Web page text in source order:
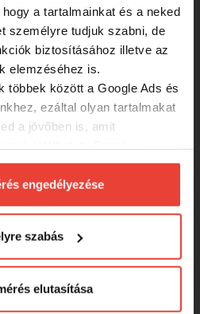
a tartalmainkat és a neked
személyre tudjuk szabni, de
biztosításához illetve az
elemzéséhez is.
többek között a Google Ads és
ezáltal olyan tartalmakat
a jövőben is, amit
hogy engedd meg
használatát.
formában nem fogunk
ezzel kapcsolatban.
engedélyezése
szabás
elutasítása
Ft
Delphin BRONTO (méret 43)
Ft
Ft
Delphin BRONTO (méret 41)